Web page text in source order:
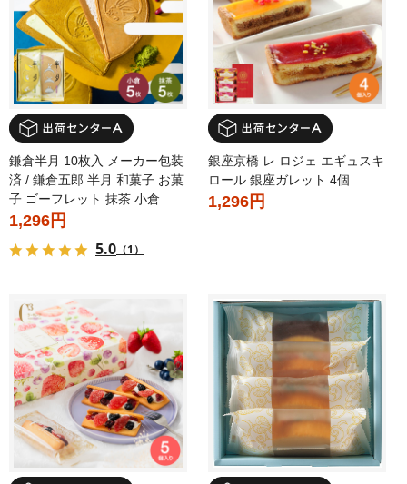
鎌倉半月 10枚入 メーカー包装
済 / 鎌倉五郎 半月 和菓子 お菓
子 ゴーフレット 抹茶 小倉
1,296円
5.0 （1）
銀座京橋 レ ロジェ エギュスキ
ロール 銀座ガレット 4個
1,296円